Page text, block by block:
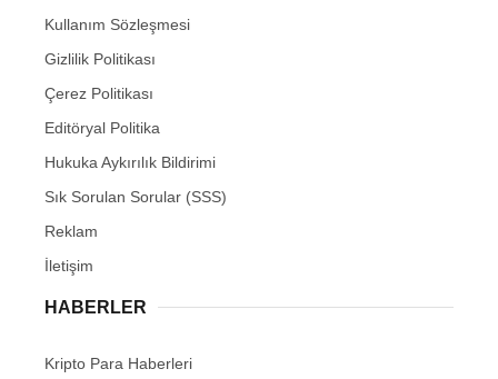
Kullanım Sözleşmesi
Gizlilik Politikası
Çerez Politikası
Editöryal Politika
Hukuka Aykırılık Bildirimi
Sık Sorulan Sorular (SSS)
Reklam
İletişim
HABERLER
Kripto Para Haberleri